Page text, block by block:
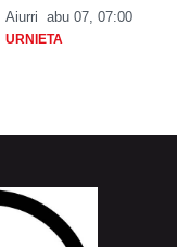
Aiurri abu 07, 07:00
URNIETA